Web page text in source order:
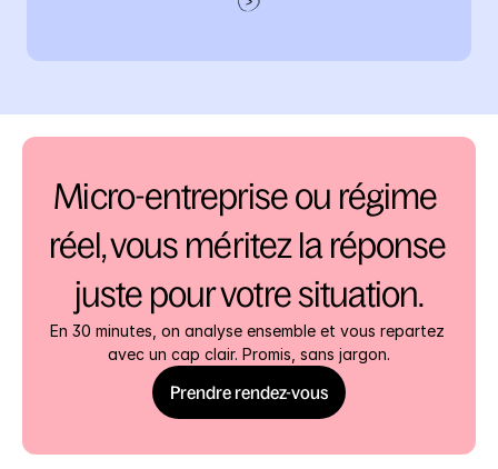
Micro-entreprise ou régime
réel, vous méritez la réponse
juste pour votre situation.
En 30 minutes, on analyse ensemble et vous repartez
avec un cap clair. Promis, sans jargon.
Prendre rendez-vous